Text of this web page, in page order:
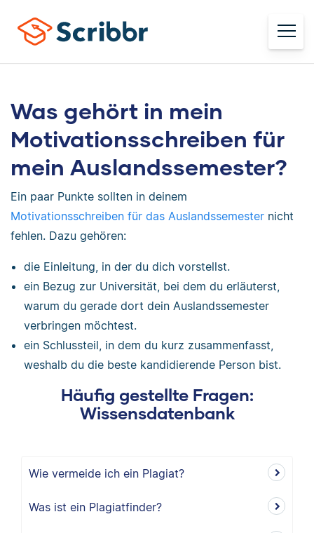
Was gehört in mein
Motivationsschreiben für
mein Auslandssemester?
Ein paar Punkte sollten in deinem
Motivationsschreiben für das Auslandssemester nicht
fehlen. Dazu gehören:
die Einleitung, in der du dich vorstellst.
ein Bezug zur Universität, bei dem du erläuterst,
warum du gerade dort dein Auslandssemester
verbringen möchtest.
ein Schlussteil, in dem du kurz zusammenfasst,
weshalb du die beste kandidierende Person bist.
Häufig gestellte Fragen:
Wissensdatenbank
Wie vermeide ich ein Plagiat?
Was ist ein Plagiatfinder?